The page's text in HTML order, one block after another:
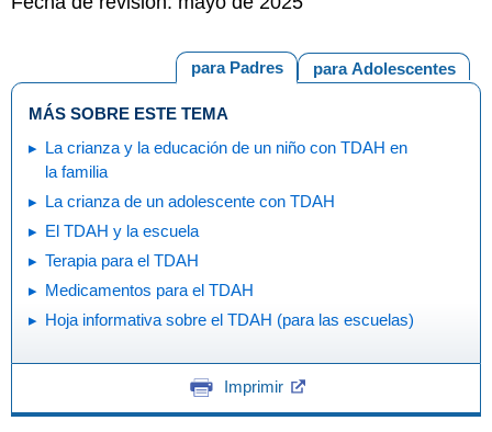
para Adolescentes
para Padres
MÁS SOBRE ESTE TEMA
La crianza y la educación de un niño con TDAH en
la familia
La crianza de un adolescente con TDAH
El TDAH y la escuela
Terapia para el TDAH
Medicamentos para el TDAH
Hoja informativa sobre el TDAH (para las escuelas)
Imprimir